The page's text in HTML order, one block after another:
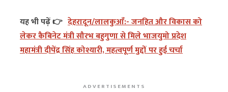
यह भी पढ़ें 👉 देहरादून/लालकुआँ:- जनहित और विकास को
लेकर कैबिनेट मंत्री सौरभ बहुगुणा से मिले भाजयुमो प्रदेश
महामंत्री दीपेंद्र सिंह कोश्यारी, महत्वपूर्ण मुद्दों पर हुई चर्चा
ADVERTISEMENTS